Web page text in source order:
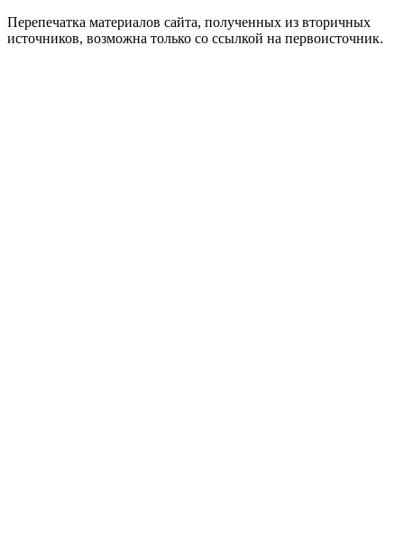
Перепечатка материалов сайта, полученных из вторичных
источников, возможна только со ссылкой на первоисточник.